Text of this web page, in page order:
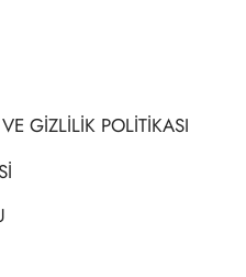
GİZLİLİK POLİTİKASI